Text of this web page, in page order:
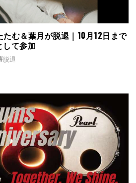
たむ＆葉月が脱退｜10月12日まで
て参加
#脱退